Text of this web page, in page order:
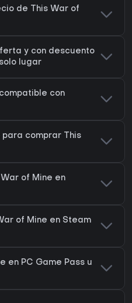
de This War of
y con descuento
lugar
con
para comprar This
of Mine en
of Mine en Steam
en PC Game Pass u